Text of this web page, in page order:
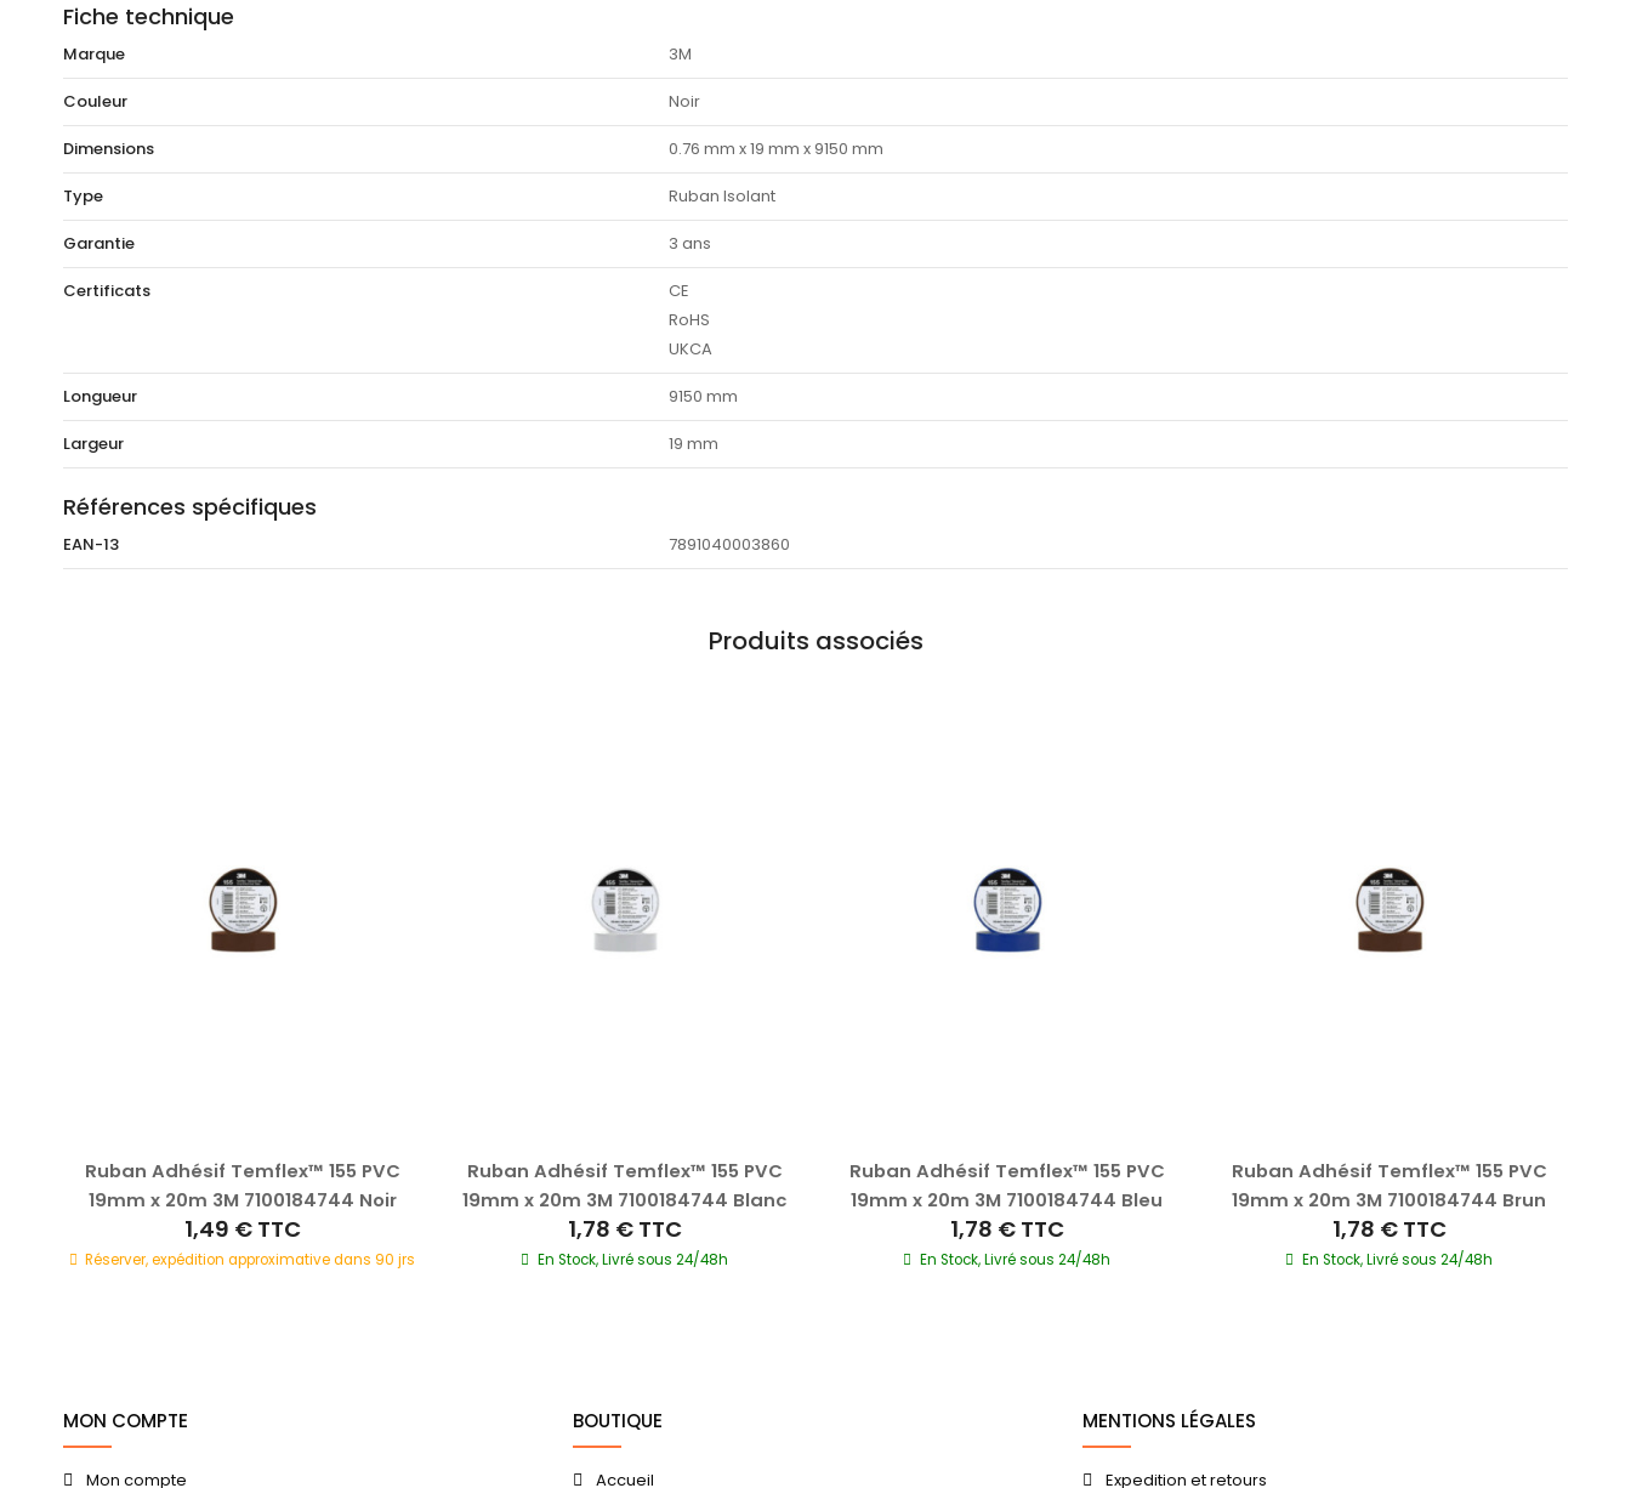
Fiche technique
Marque 3M
Couleur Noir
Dimensions 0.76 mm x 19 mm x 9150 mm
Type Ruban Isolant
Garantie 3 ans
Certificats
CE
RoHS
UKCA
Longueur 9150 mm
Largeur 19 mm
Références spécifiques
EAN-13 7891040003860
Produits associés
Ruban Adhésif Temflex™ 155 PVC
19mm x 20m 3M 7100184744 Noir
1,49 € TTC
Réserver, expédition approximative dans 90 jrs
Ruban Adhésif Temflex™ 155 PVC
19mm x 20m 3M 7100184744 Blanc
1,78 € TTC
En Stock, Livré sous 24/48h
Ruban Adhésif Temflex™ 155 PVC
19mm x 20m 3M 7100184744 Bleu
1,78 € TTC
En Stock, Livré sous 24/48h
Ruban Adhésif Temflex™ 155 PVC
19mm x 20m 3M 7100184744 Brun
1,78 € TTC
En Stock, Livré sous 24/48h
MON COMPTE
Mon compte
BOUTIQUE
Accueil
MENTIONS LÉGALES
Expedition et retours